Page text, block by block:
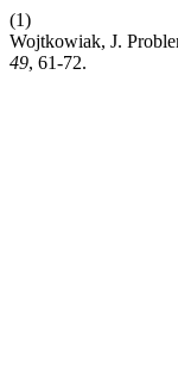
(1)
Wojtkowiak, J.
49, 61-72.